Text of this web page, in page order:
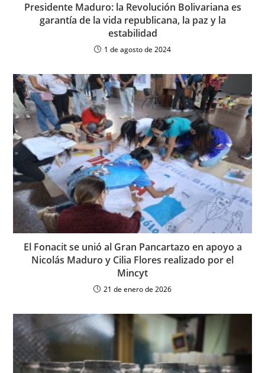
Presidente Maduro: la Revolución Bolivariana es
garantía de la vida republicana, la paz y la
estabilidad
1 de agosto de 2024
El Fonacit se unió al Gran Pancartazo en apoyo a
Nicolás Maduro y Cilia Flores realizado por el
Mincyt
21 de enero de 2026